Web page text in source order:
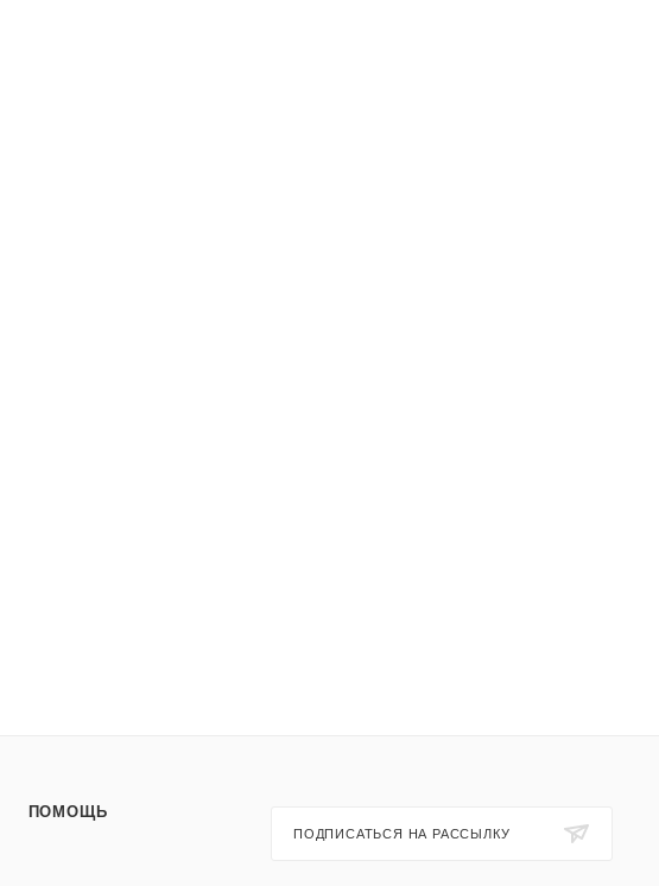
ПОМОЩЬ
ПОДПИСАТЬСЯ НА РАССЫЛКУ